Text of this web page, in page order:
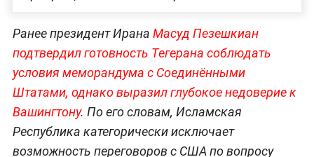
Ранее президент Ирана Масуд Пезешкиан
подтвердил готовность Тегерана соблюдать
условия меморандума с Соединёнными
Штатами, однако выразил глубокое недоверие к
Вашингтону. По его словам, Исламская
Республика категорически исключает
возможность переговоров с США по вопросу